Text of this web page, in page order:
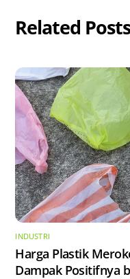
Related Posts
INDUSTRI
Harga Plastik
Dampak Positifnya